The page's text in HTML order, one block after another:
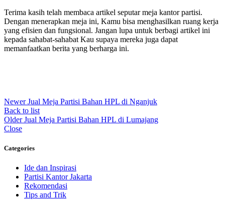
Terima kasih telah membaca artikel seputar meja kantor partisi.
Dengan menerapkan meja ini, Kamu bisa menghasilkan ruang kerja
yang efisien dan fungsional. Jangan lupa untuk berbagi artikel ini
kepada sahabat-sahabat Kau supaya mereka juga dapat
memanfaatkan berita yang berharga ini.
Newer Jual Meja Partisi Bahan HPL di Nganjuk
Back to list
Older Jual Meja Partisi Bahan HPL di Lumajang
Close
Categories
Ide dan Inspirasi
Partisi Kantor Jakarta
Rekomendasi
Tips and Trik